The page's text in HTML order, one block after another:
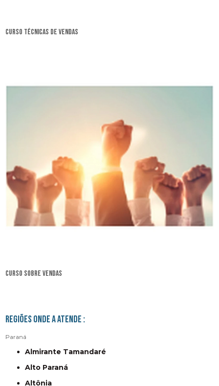
curso técnicas de vendas
curso sobre vendas
Regiões onde a atende :
Paraná
Almirante Tamandaré
Alto Paraná
Altônia